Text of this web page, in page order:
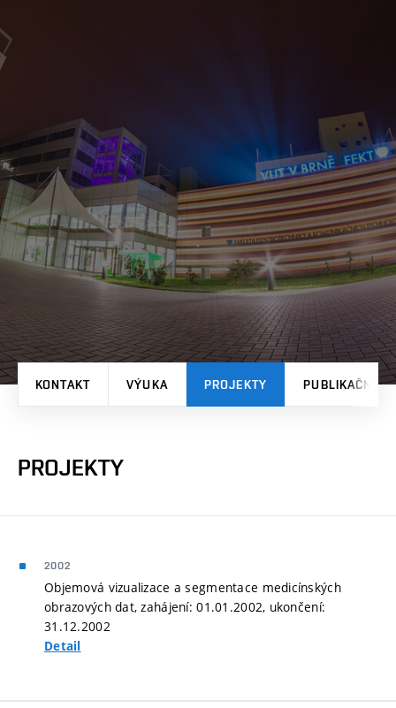
KONTAKT VÝUKA PROJEKTY PUBLIKAČNÍ
PROJEKTY
2002
Objemová vizualizace a segmentace medicínských
obrazových dat, zahájení: 01.01.2002, ukončení:
31.12.2002
Detail